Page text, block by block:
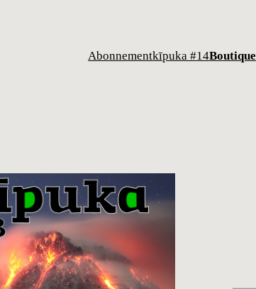
Abonnementkīpuka #14Boutique